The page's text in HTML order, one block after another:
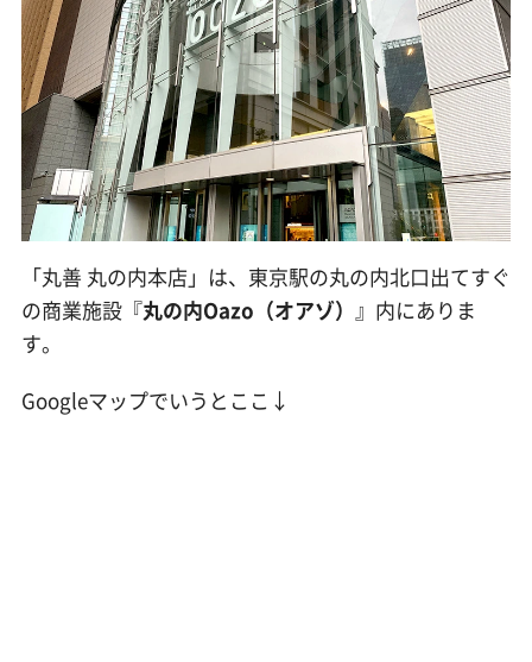
「丸善 丸の内本店」は、東京駅の丸の内北口出てすぐ
の商業施設『丸の内Oazo（オアゾ） 』内にありま
す。
Googleマップでいうとここ↓